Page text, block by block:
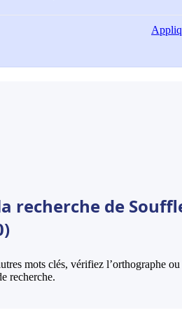
recherche de
mots clés, vérifiez l’orthographe ou
recherche.